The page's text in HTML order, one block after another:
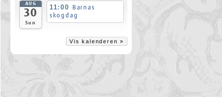
AUG
30
Sun
11:00
Barnas
skogdag
Vis kalenderen »